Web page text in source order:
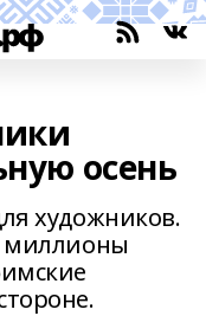
осень
художников.
миллионы